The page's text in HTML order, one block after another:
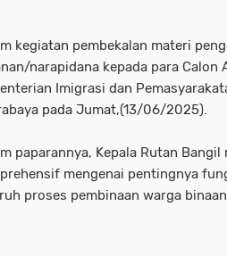
kegiatan pembekalan materi
narapidana kepada para Calon
Imigrasi dan
pada Jumat,(13/06/2025).
paparannya, Kepala Rutan
mengenai pentingnya
proses pembinaan warga